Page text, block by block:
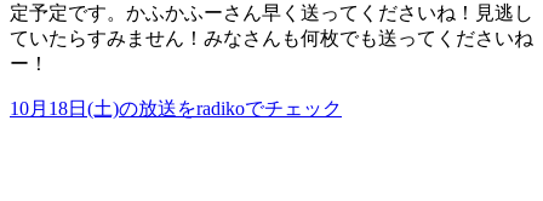
定予定です。かふかふーさん早く送ってくださいね！見逃し
ていたらすみません！みなさんも何枚でも送ってくださいね
ー！
10月18日(土)の放送をradikoでチェック